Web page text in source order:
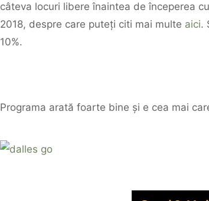
câteva locuri libere înaintea de începerea
2018, despre care puteți citi mai multe aici.
10%.
Programa arată foarte bine și e cea mai